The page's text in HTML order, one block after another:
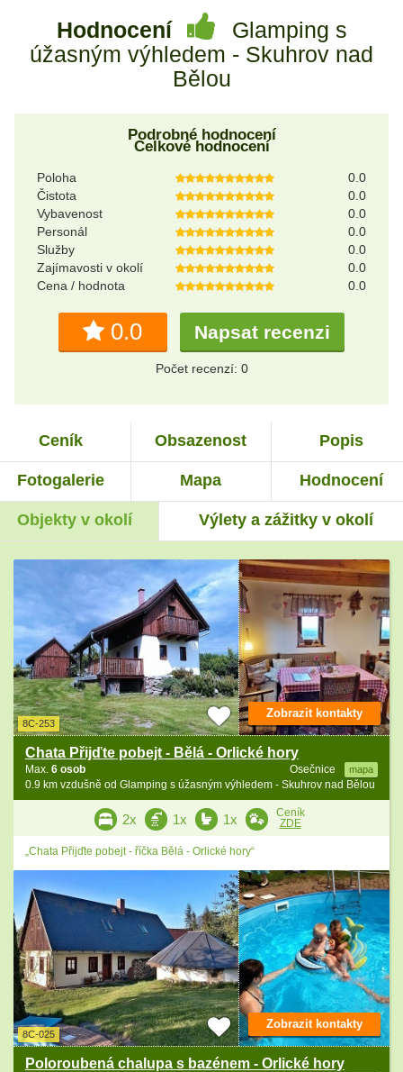
Hodnocení
Glamping s
úžasným výhledem - Skuhrov nad
Bělou
Podrobné hodnocení
Celkové hodnocení
Poloha
0.0
Čistota
0.0
Vybavenost
0.0
Personál
0.0
Služby
0.0
Zajímavosti v okolí
0.0
Cena / hodnota
0.0
0.0 Napsat recenzi
Počet recenzí: 0
Ceník Obsazenost Popis
Fotogalerie Mapa Hodnocení
Objekty v okolí Výlety a zážitky v okolí
8C-253
Chata Přijďte pobejt - Bělá - Orlické hory
Osečnice mapa
Max. 6 osob
0.9 km vzdušně od Glamping s úžasným výhledem - Skuhrov nad Bělou
Zobrazit kontakty
2x 1x 1x
Ceník
ZDE
„Chata Přijďte pobejt - říčka Bělá - Orlické hory“
8C-025
Poloroubená chalupa s bazénem - Orlické hory
Zobrazit kontakty